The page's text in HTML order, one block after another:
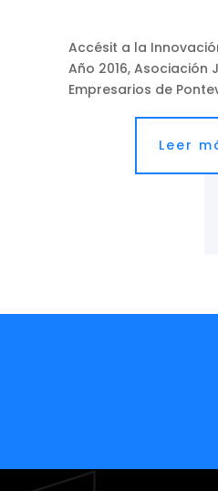
Accésit a la
Año 2016, Asociación
Empresarios de
Leer